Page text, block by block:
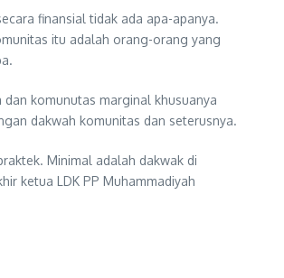
finansial tidak ada apa-apanya.
itu adalah orang-orang yang
komunutas marginal khusuanya
dakwah komunitas dan seterusnya.
Minimal adalah dakwak di
ketua LDK PP Muhammadiyah